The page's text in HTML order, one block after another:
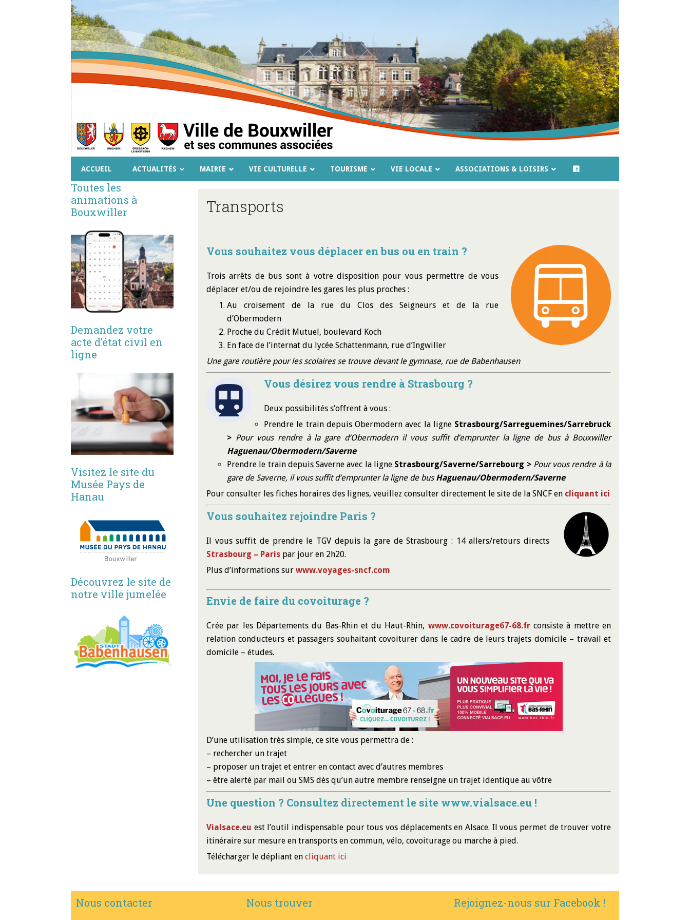
ACCUEIL ACTUALITÉS MAIRIE VIE CULTURELLE TOURISME VIE LOCALE ASSOCIATIONS & LOISIRS
Transports
Vous souhaitez vous déplacer en bus ou en train ?
Trois arrêts de bus sont à votre disposition pour vous permettre de vous
déplacer et/ou de rejoindre les gares les plus proches :
Au croisement de la rue du Clos des Seigneurs et de la rue
d’Obermodern
Proche du Crédit Mutuel, boulevard Koch
En face de l’internat du lycée Schattenmann, rue d’Ingwiller
Une gare routière pour les scolaires se trouve devant le gymnase, rue de Babenhausen
Vous désirez vous rendre à Strasbourg ?
Deux possibilités s’offrent à vous :
Prendre le train depuis Obermodern avec la ligne Strasbourg/Sarreguemines/Sarrebruck
> Pour vous rendre à la gare d’Obermodern il vous suffit d’emprunter la ligne de bus à Bouxwiller
Haguenau/Obermodern/Saverne
Prendre le train depuis Saverne avec la ligne Strasbourg/Saverne/Sarrebourg > Pour vous rendre à la
gare de Saverne, il vous suffit d’emprunter la ligne de bus Haguenau/Obermodern/Saverne
Pour consulter les fiches horaires des lignes, veuillez consulter directement le site de la SNCF en cliquant ici
Vous souhaitez rejoindre Paris ?
Il vous suffit de prendre le TGV depuis la gare de Strasbourg : 14 allers/retours directs
Strasbourg – Paris par jour en 2h20.
Plus d’informations sur www.voyages-sncf.com
Envie de faire du covoiturage ?
Crée par les Départements du Bas-Rhin et du Haut-Rhin, www.covoiturage67-68.frconsiste à mettre en
relation conducteurs et passagers souhaitant covoiturer dans le cadre de leurs trajets domicile – travail et
domicile – études.
D’une utilisation très simple, ce site vous permettra de :
– rechercher un trajet
– proposer un trajet et entrer en contact avec d’autres membres
– être alerté par mail ou SMS dès qu’un autre membre renseigne un trajet identique au vôtre
Une question ? Consultez directement le site www.vialsace.eu !
Vialsace.eu est l’outil indispensable pour tous vos déplacements en Alsace. Il vous permet de trouver votre
itinéraire sur mesure en transports en commun, vélo, covoiturage ou marche à pied.
Télécharger le dépliant en cliquant ici
Toutes les
animations à
Bouxwiller
Demandez votre
acte d’état civil en
ligne
Visitez le site du
Musée Pays de
Hanau
Découvrez le site de
notre ville jumelée
Nous contacter Nous trouver Rejoignez-nous sur Facebook !